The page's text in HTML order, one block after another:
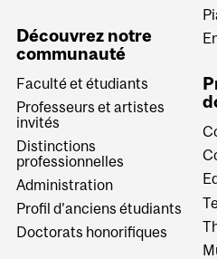
Découvrez notre
communauté
Faculté et étudiants
Professeurs et artistes
invités
Distinctions
professionnelles
Administration
Profil d’anciens étudiants
Doctorats honorifiques